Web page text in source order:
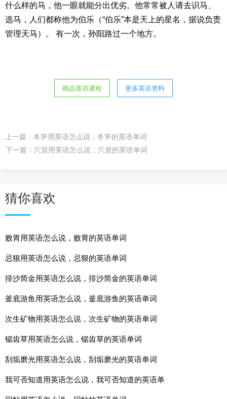
什么样的马，他一眼就能分出优劣。他常常被人请去识马、
选马，人们都称他为伯乐（“伯乐”本是天上的星名，据说负责
管理天马）。 有一次，孙阳路过一个地方。
精品英语课程 更多英语资料
上一篇： 冬笋用英语怎么说，冬笋的英语单词
下一篇： 穴居用英语怎么说，穴居的英语单词
猜你喜欢
败胃用英语怎么说，败胃的英语单词
忌狠用英语怎么说，忌狠的英语单词
排沙简金用英语怎么说，排沙简金的英语单词
釜底游鱼用英语怎么说，釜底游鱼的英语单词
次生矿物用英语怎么说，次生矿物的英语单词
锯齿草用英语怎么说，锯齿草的英语单词
刮垢磨光用英语怎么说，刮垢磨光的英语单词
我可否知道用英语怎么说，我可否知道的英语单